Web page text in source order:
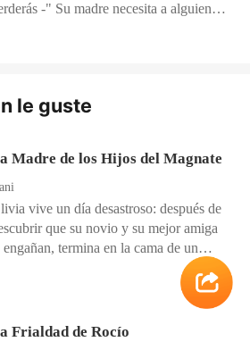
-" Su madre necesita a alguien
momento atrás. Pareciera como si
ellos mismos.
le guste
Madre de los Hijos del Magnate
vive un día desastroso: después de
que su novio y su mejor amiga
engañan, termina en la cama de un
que está embarazada, pero no
al bebé. Justo cuando está a punto
interrumpir el embarazo, el hombre
Frialdad de Rocío